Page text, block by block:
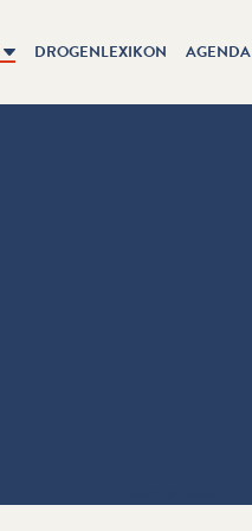
DROGENLEXIKON AGENDA